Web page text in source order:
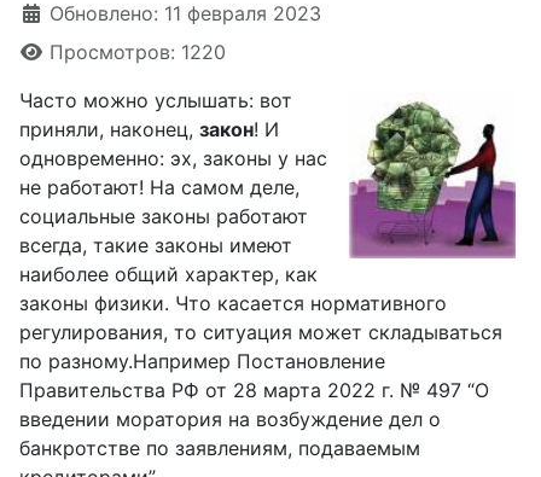
Обновлено: 11 февраля 2023
Просмотров: 1220
Часто можно услышать: вот
приняли, наконец, закон! И
одновременно: эх, законы у нас
не работают! На самом деле,
социальные законы работают
всегда, такие законы имеют
наиболее общий характер, как
законы физики. Что касается нормативного
регулирования, то ситуация может складываться
по разному.Например Постановление
Правительства РФ от 28 марта 2022 г. № 497 “О
введении моратория на возбуждение дел о
банкротстве по заявлениям, подаваемым